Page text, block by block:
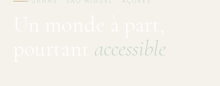
accessible